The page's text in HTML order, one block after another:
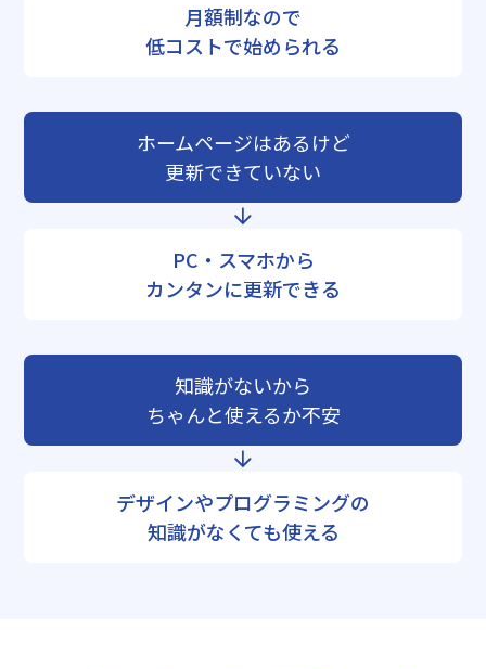
月額制なので
低コストで始められる
ホームページはあるけど
更新できていない
PC・スマホから
カンタンに更新できる
知識がないから
ちゃんと使えるか不安
デザインやプログラミングの
知識がなくても使える